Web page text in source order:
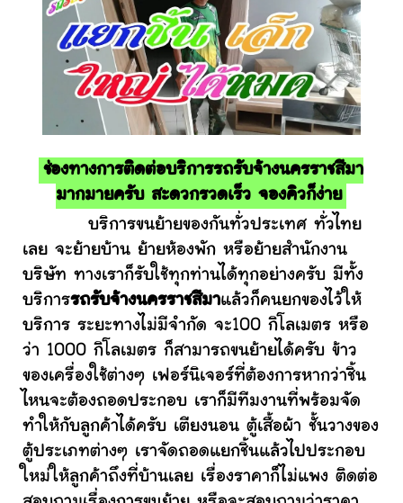
ช่องทางการติดต่อบริการรถรับจ้างนครราชสีมา
มากมายครับ สะดวกรวดเร็ว จองคิวก็ง่าย
บริการขนย้ายของกันทั่วประเทศ ทั่วไทย
เลย จะย้ายบ้าน ย้ายห้องพัก หรือย้ายสำนักงาน
บริษัท ทางเราก็รับใช้ทุกท่านได้ทุกอย่างครับ มีทั้ง
บริการรถรับจ้างนครราชสีมาแล้วก็คนยกของไว้ให้
บริการ ระยะทางไม่มีจำกัด จะ100 กิโลเมตร หรือ
ว่า 1000 กิโลเมตร ก็สามารถขนย้ายได้ครับ ข้าว
ของเครื่องใช้ต่างๆ เฟอร์นิเจอร์ที่ต้องการหากว่าชิ้น
ไหนจะต้องถอดประกอบ เราก็มีทีมงานที่พร้อมจัด
ทำให้กับลูกค้าได้ครับ เตียงนอน ตู้เสื้อผ้า ชั้นวางของ
ตู้ประเภทต่างๆ เราจัดถอดแยกชิ้นแล้วไปประกอบ
ใหม่ให้ลูกค้าถึงที่บ้านเลย เรื่องราคาก็ไม่แพง ติดต่อ